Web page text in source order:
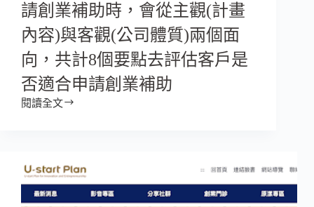
請創業補助時，會從主觀(計畫
內容)與客觀(公司體質)兩個面
向，共計8個要點去評估客戶是
否適合申請創業補助
閱讀全文